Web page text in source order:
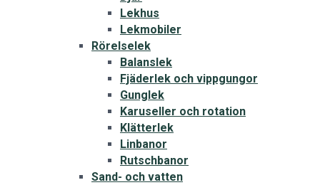
Lekhus
Lekmobiler
Rörelselek
Balanslek
Fjäderlek och vippgungor
Gunglek
Karuseller och rotation
Klätterlek
Linbanor
Rutschbanor
Sand- och vatten